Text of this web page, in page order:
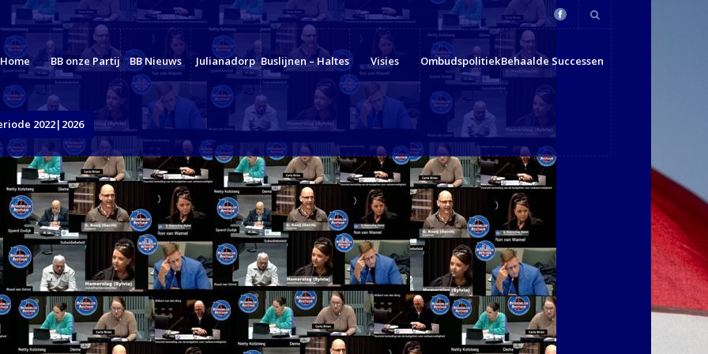
Home BB onze Partij BB Nieuws Julianadorp Buslijnen – Haltes Visies OmbudspolitiekBehaalde Successen
2022|2026